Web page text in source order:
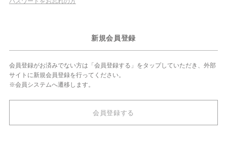
新規会員登録
会員登録がお済みでない方は「会員登録する」をタップしていただき、外部
サイトに新規会員登録を行ってください。
※会員システムへ遷移します。
会員登録する